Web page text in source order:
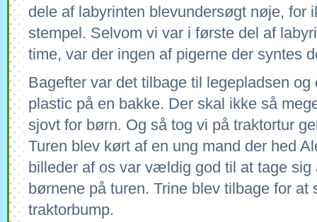
dele af labyrinten blevundersøgt nøje, for
stempel. Selvom vi var i første del af
time, var der ingen af pigerne der syntes
Bagefter var det tilbage til legepladsen og
plastic på en bakke. Der skal ikke så
sjovt for børn. Og så tog vi på traktortur
Turen blev kørt af en ung mand der hed
billeder af os var vældig god til at tage sig
børnene på turen. Trine blev tilbage for at
traktorbump.